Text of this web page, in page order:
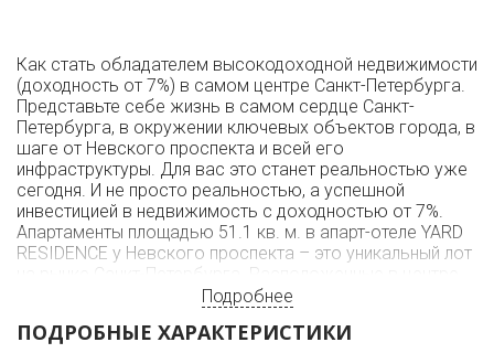
Как стать обладателем высокодоходной недвижимости
(доходность от 7%) в самом центре Санкт-Петербурга.
Представьте себе жизнь в самом сердце Санкт-
Петербурга, в окружении ключевых объектов города, в
шаге от Невского проспекта и всей его
инфраструктуры. Для вас это станет реальностью уже
сегодня. И не просто реальностью, а успешной
инвестицией в недвижимость с доходностью от 7%.
Апартаменты площадью 51.1 кв. м. в апарт-отеле YARD
RESIDENCE у Невского проспекта – это уникальный лот
на рынке Санкт-Петербурга. Расположенные в центре
города, с отличным планировочным решением и
апартаменты готовы приносить вам доход.
Подробнее
ПОДРОБНЫЕ ХАРАКТЕРИСТИКИ